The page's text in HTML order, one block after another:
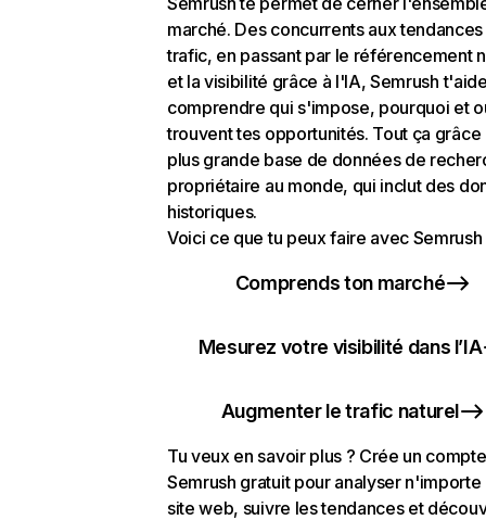
marché. Des concurrents aux
trafic, en passant par le référencement
et la visibilité grâce à l'IA, Semrush
comprendre qui s'impose, pourquoi et
trouvent tes opportunités. Tout ça grâce
plus grande base de données de
propriétaire au monde, qui inclut des
historiques.
Voici ce que tu peux faire avec Semrush
Comprends ton marché
Mesurez votre visibilité dans l’IA
Augmenter le trafic naturel
Tu veux en savoir plus ? Crée un compte
Semrush gratuit pour analyser n'importe
site web, suivre les tendances et